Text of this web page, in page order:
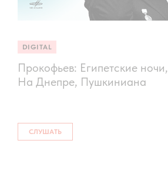
DIGITAL
Прокофьев: Египетские ночи,
На Днепре, Пушкиниана
СЛУШАТЬ